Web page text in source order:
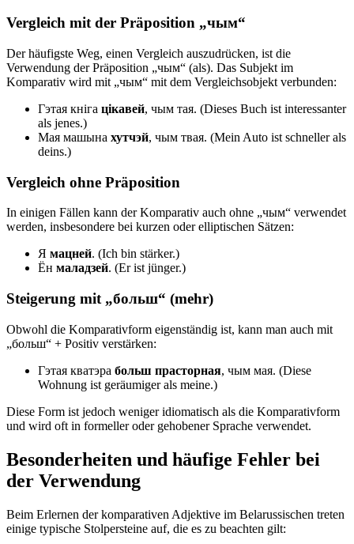
Vergleich mit der Präposition „чым“
Der häufigste Weg, einen Vergleich auszudrücken, ist die
Verwendung der Präposition „чым“ (als). Das Subjekt im
Komparativ wird mit „чым“ mit dem Vergleichsobjekt verbunden:
Гэтая кніга цікавей, чым тая. (Dieses Buch ist interessanter
als jenes.)
Мая машына хутчэй, чым твая. (Mein Auto ist schneller als
deins.)
Vergleich ohne Präposition
In einigen Fällen kann der Komparativ auch ohne „чым“ verwendet
werden, insbesondere bei kurzen oder elliptischen Sätzen:
Я мацней. (Ich bin stärker.)
Ён маладзей. (Er ist jünger.)
Steigerung mit „больш“ (mehr)
Obwohl die Komparativform eigenständig ist, kann man auch mit
„больш“ + Positiv verstärken:
Гэтая кватэра больш прасторная, чым мая. (Diese
Wohnung ist geräumiger als meine.)
Diese Form ist jedoch weniger idiomatisch als die Komparativform
und wird oft in formeller oder gehobener Sprache verwendet.
Besonderheiten und häufige Fehler bei
der Verwendung
Beim Erlernen der komparativen Adjektive im Belarussischen treten
einige typische Stolpersteine auf, die es zu beachten gilt: